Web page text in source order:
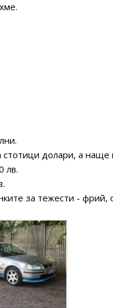
долари, а наще
лв.
за тежести - фрий,